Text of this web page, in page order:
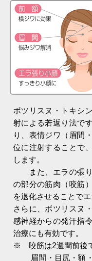
ボツリスヌ・トキシ
射による若返り法で
り、表情ジワ（眉間
位に注射することで
します。
また、エラの張り
の部分の筋肉（咬筋
を退化させることで
さらに、ボツリスヌ
感神経からの発汗指
治療にも有効です。
※ 咬筋は2週間前後で
眉間・目尻・額・